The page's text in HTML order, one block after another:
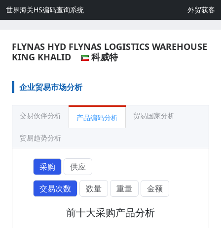
世界海关HS编码查询系统 外贸获客
FLYNAS HYD FLYNAS LOGISTICS WAREHOUSE
KING KHALID
科威特
企业贸易市场分析
交易伙伴分析 产品编码分析 贸易国家分析
贸易趋势分析
采购
供应
交易次数
数量 重量 金额
前十大采购产品分析